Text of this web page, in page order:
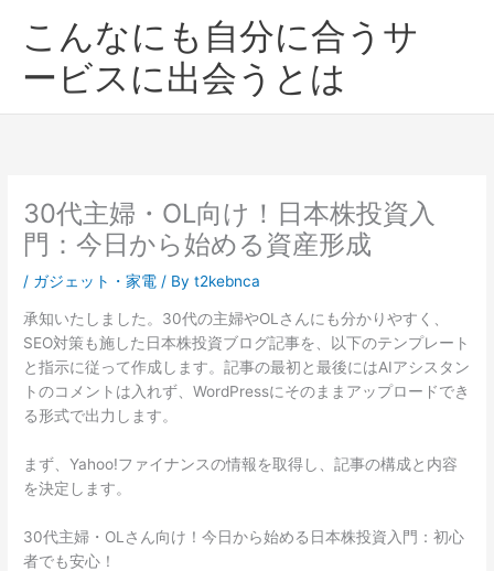
こんなにも自分に合うサ
ービスに出会うとは
30代主婦・OL向け！日本株投資入
門：今日から始める資産形成
/ ガジェット・家電 / Byt2kebnca
承知いたしました。30代の主婦やOLさんにも分かりやすく、
SEO対策も施した日本株投資ブログ記事を、以下のテンプレート
と指示に従って作成します。記事の最初と最後にはAIアシスタン
トのコメントは入れず、WordPressにそのままアップロードでき
る形式で出力します。
まず、Yahoo!ファイナンスの情報を取得し、記事の構成と内容
を決定します。
30代主婦・OLさん向け！今日から始める日本株投資入門：初心
者でも安心！